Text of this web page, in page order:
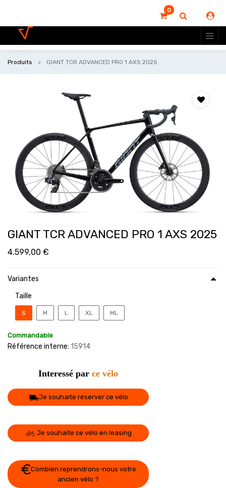
0
Produits GIANT TCR ADVANCED PRO 1 AXS 2025
GIANT TCR ADVANCED PRO 1 AXS 2025
4.599,00 €
Variantes
Taille
S M L XL ML
Commandable
Référence interne: 15914
Interessé par ce vélo
Je souhaite réserver ce vélo
Je souhaite ce vélo en leasing
Combien reprendrons-nous votre
ancien vélo ?